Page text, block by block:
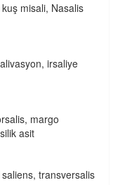
misali, Nasalis
irsaliye
margo
asit
transversalis